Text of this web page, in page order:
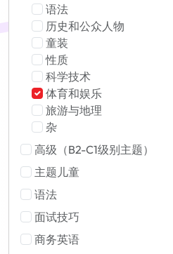
语法
历史和公众人物
童装
性质
科学技术
体育和娱乐
旅游与地理
杂
高级（B2-C1级别主题）
主题儿童
语法
面试技巧
商务英语